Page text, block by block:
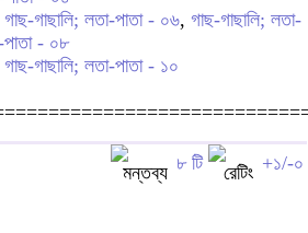
গাছ-গাছালি; লতা-পাতা - ০৬, গাছ-গাছালি; লতা-
পাতা - ০৮
গাছ-গাছালি; লতা-পাতা - ১০
৮ টি +১/-০